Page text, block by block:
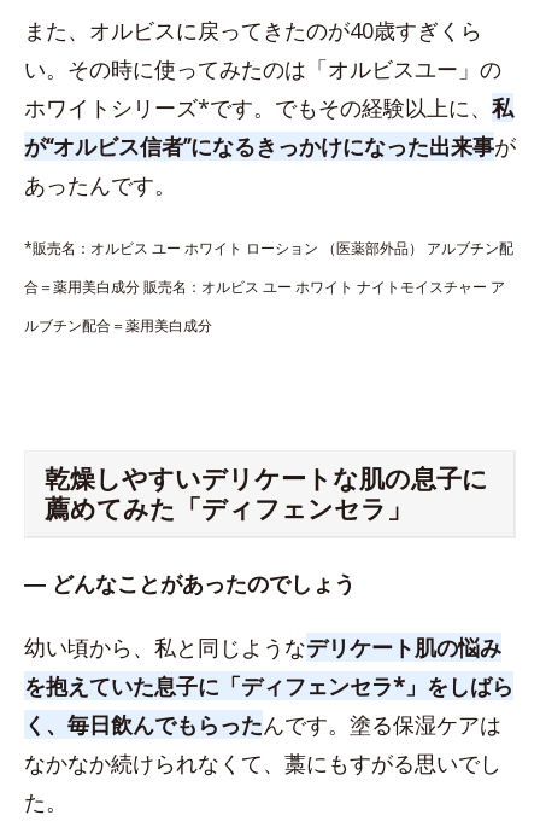
また、オルビスに戻ってきたのが40歳すぎくら
い。その時に使ってみたのは「オルビスユー」の
ホワイトシリーズ*です。でもその経験以上に、 私
が“オルビス信者”になるきっかけになった出来事が
あったんです。
*販売名：オルビス ユー ホワイト ローション （医薬部外品） アルブチン配
合＝薬用美白成分 販売名：オルビス ユー ホワイト ナイトモイスチャー ア
ルブチン配合＝薬用美白成分
乾燥しやすいデリケートな肌の息子に
薦めてみた「ディフェンセラ」
― どんなことがあったのでしょう
幼い頃から、私と同じようなデリケート肌の悩み
を抱えていた息子に「ディフェンセラ*」をしばら
く、毎日飲んでもらったんです。塗る保湿ケアは
なかなか続けられなくて、藁にもすがる思いでし
た。